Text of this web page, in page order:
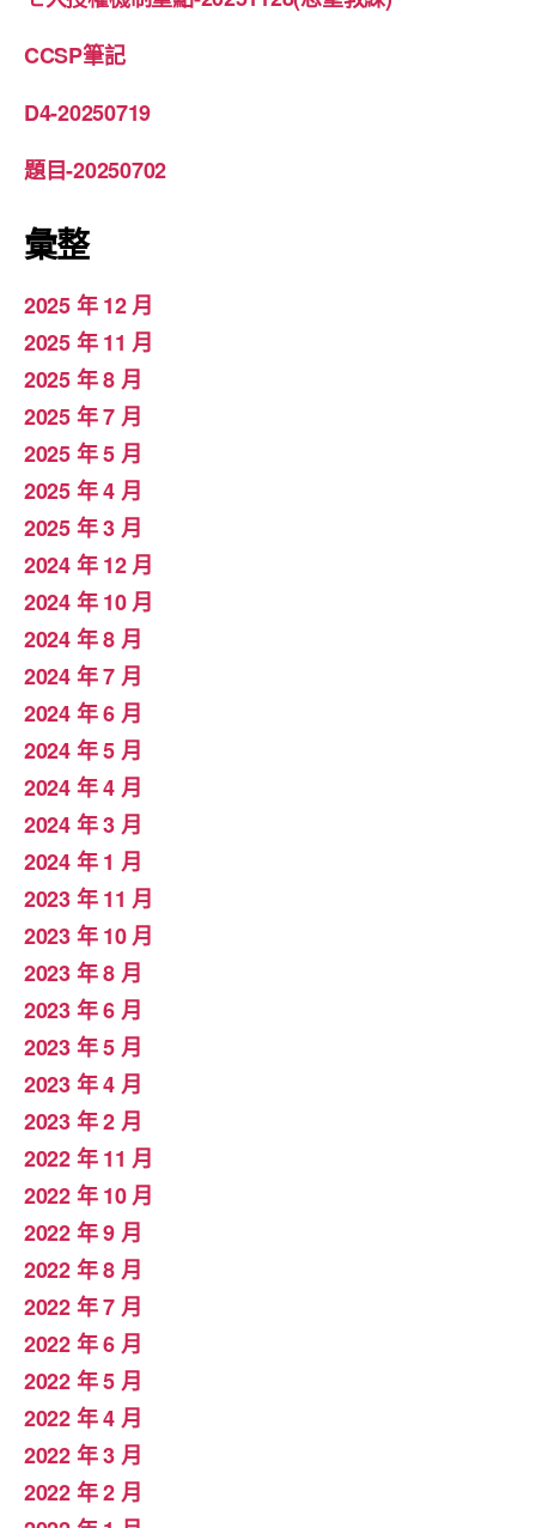
CCSP筆記
D4-20250719
題目-20250702
彙整
2025 年 12 月
2025 年 11 月
2025 年 8 月
2025 年 7 月
2025 年 5 月
2025 年 4 月
2025 年 3 月
2024 年 12 月
2024 年 10 月
2024 年 8 月
2024 年 7 月
2024 年 6 月
2024 年 5 月
2024 年 4 月
2024 年 3 月
2024 年 1 月
2023 年 11 月
2023 年 10 月
2023 年 8 月
2023 年 6 月
2023 年 5 月
2023 年 4 月
2023 年 2 月
2022 年 11 月
2022 年 10 月
2022 年 9 月
2022 年 8 月
2022 年 7 月
2022 年 6 月
2022 年 5 月
2022 年 4 月
2022 年 3 月
2022 年 2 月